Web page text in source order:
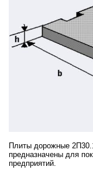
Плиты дорожные
предназначены для
предприятий.